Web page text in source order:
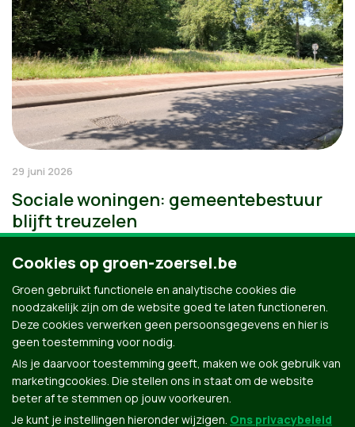
29 juni 2026
Sociale woningen: gemeentebestuur
blijft treuzelen
Cookies op groen-zoersel.be
Groen gebruikt functionele en analytische cookies die
noodzakelijk zijn om de website goed te laten functioneren.
Deze cookies verwerken geen persoonsgegevens en hier is
geen toestemming voor nodig.
Als je daarvoor toestemming geeft, maken we ook gebruik van
marketingcookies. Die stellen ons in staat om de website
beter af te stemmen op jouw voorkeuren.
Je kunt je instellingen hieronder wijzigen. Ons privacybeleid